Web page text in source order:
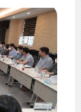
아갈 수 있게 할
만남에서는 “후
한 도시락을 만
넘치는 동네라
것은 시장 혼자
분과 같은 시민
는 육동한 춘천
의 이야기와 어